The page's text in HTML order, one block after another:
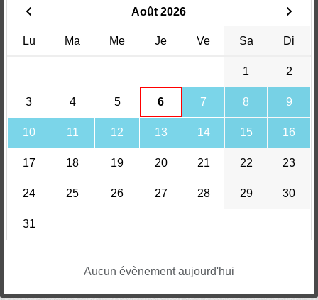
Août 2026
Lu Ma Me Je Ve Sa Di
1 2
3 4 5 6 7 8 9
10 11 12 13 14 15 16
17 18 19 20 21 22 23
24 25 26 27 28 29 30
31
Aucun évènement aujourd'hui